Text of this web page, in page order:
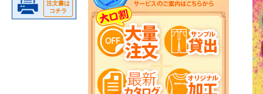
注文書は
コチラ